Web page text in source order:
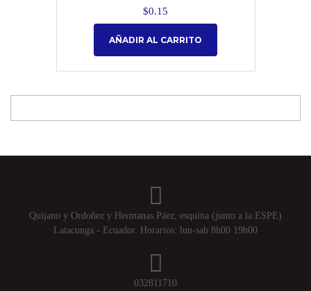
$0.15
AÑADIR AL CARRITO
Quijano y Ordoñez y Hermanas Páez, esquina (junto a la ESPE)
Latacunga - Ecuador. Horarios: lun-sab 8h00 19h00
032811710